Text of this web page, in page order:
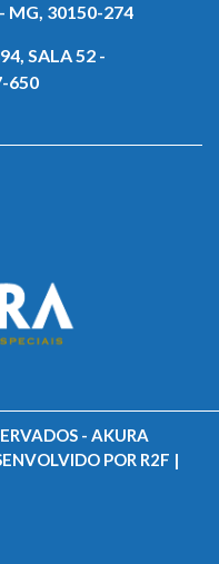
MG, 30150-274
SALA 52 -
650
- AKURA
POR R2F |